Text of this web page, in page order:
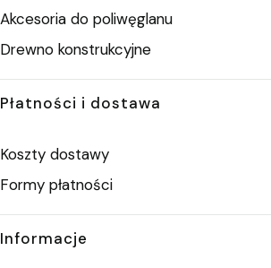
Akcesoria do poliwęglanu
Drewno konstrukcyjne
Płatności i dostawa
Koszty dostawy
Formy płatności
Informacje